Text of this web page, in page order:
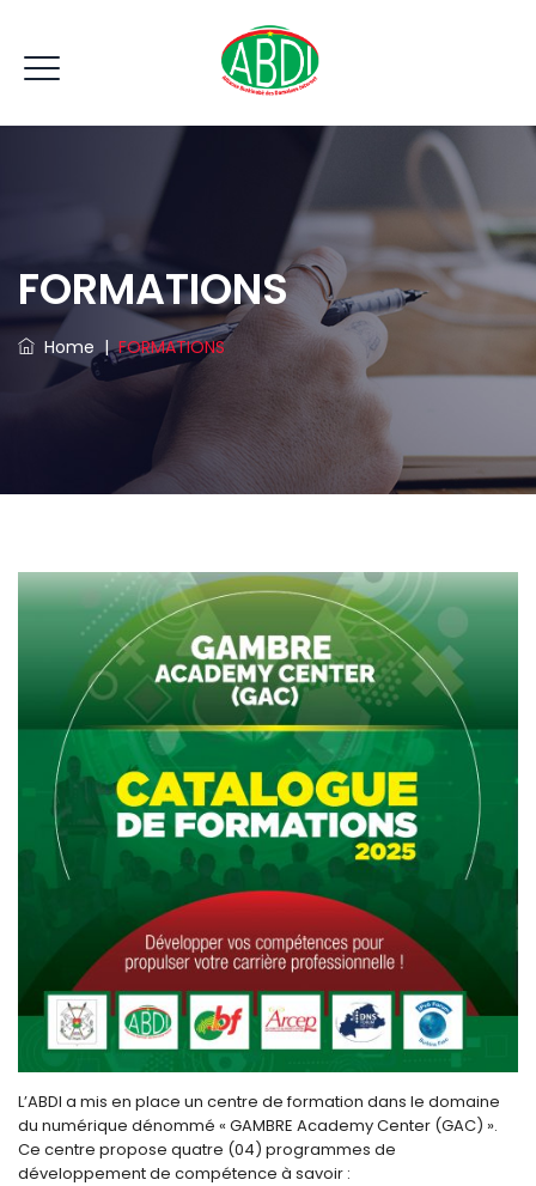
FORMATIONS
Home |FORMATIONS
L’ABDI a mis en place un centre de formation dans le domaine
du numérique dénommé « GAMBRE Academy Center (GAC) ».
Ce centre propose quatre (04) programmes de
développement de compétence à savoir :